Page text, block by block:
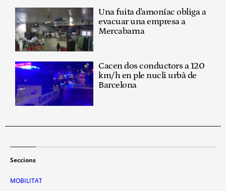
Una fuita d'amoníac obliga a
evacuar una empresa a
Mercabarna
Cacen dos conductors a 120
km/h en ple nucli urbà de
Barcelona
Seccions
MOBILITAT